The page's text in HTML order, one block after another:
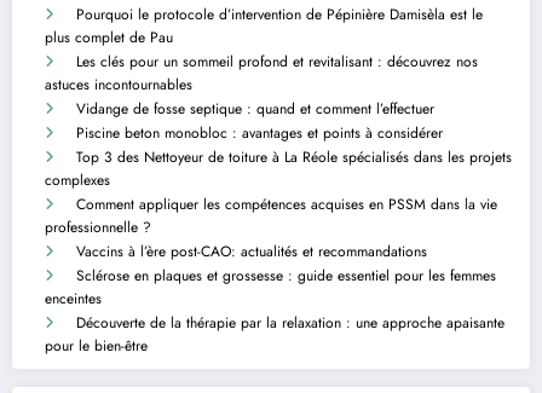
Pourquoi le protocole d’intervention de Pépinière Damisèla est le
plus complet de Pau
Les clés pour un sommeil profond et revitalisant : découvrez nos
astuces incontournables
Vidange de fosse septique : quand et comment l’effectuer
Piscine beton monobloc : avantages et points à considérer
Top 3 des Nettoyeur de toiture à La Réole spécialisés dans les projets
complexes
Comment appliquer les compétences acquises en PSSM dans la vie
professionnelle ?
Vaccins à l’ère post-CAO: actualités et recommandations
Sclérose en plaques et grossesse : guide essentiel pour les femmes
enceintes
Découverte de la thérapie par la relaxation : une approche apaisante
pour le bien-être